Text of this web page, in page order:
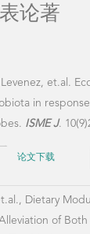
论著
et.al.
in
ISME J.
论文下载
Dietary
of Both